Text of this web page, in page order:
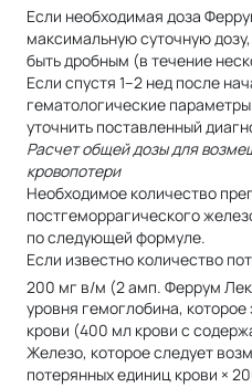
Если необходимая доза
максимальную суточную
быть дробным (в течение
Если спустя 1–2 нед после
гематологические
уточнить поставленный
Расчет общей дозы для
кровопотери
Необходимое количество
постгеморрагического
по следующей формуле.
Если известно количество
200 мг в/м (2 амп. Феррум Лек
уровня гемоглобина,
крови (400 мл крови с
Железо, которое следует
потерянных единиц крови ×